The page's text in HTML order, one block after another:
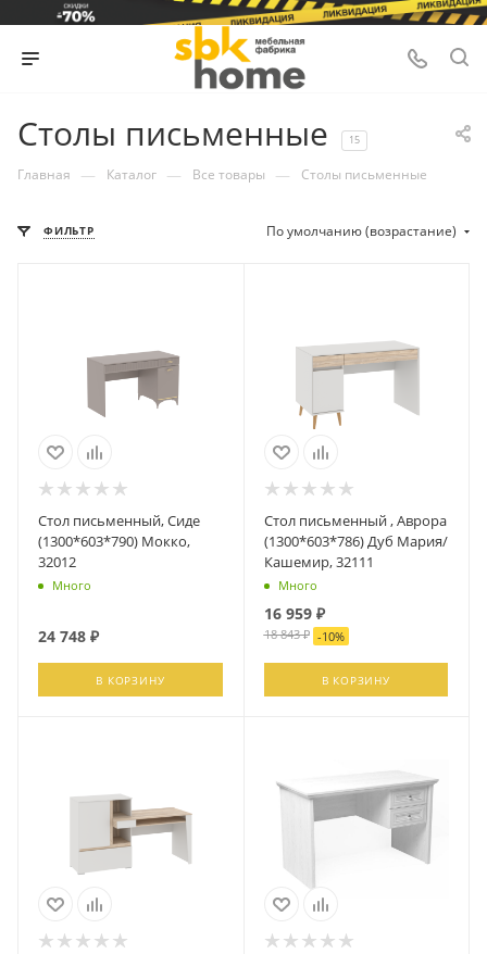
Столы письменные 15
Главная — Каталог — Все товары — Столы письменные
ФИЛЬТР По умолчанию (возрастание)
Стол письменный, Сиде
(1300*603*790) Мокко,
32012
Много
24 748 ₽
В КОРЗИНУ
Стол письменный , Аврора
(1300*603*786) Дуб Мария/
Кашемир, 32111
Много
16 959₽
18 843₽ -10%
В КОРЗИНУ